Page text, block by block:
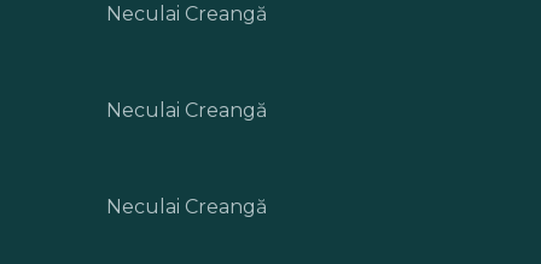
Neculai Creangă
Neculai Creangă
Neculai Creangă